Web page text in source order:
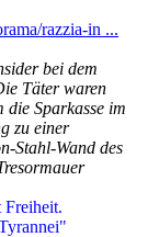
razzia-in ...
bei dem
Täter waren
die Sparkasse im
zu einer
Stahl-Wand des
Freiheit.